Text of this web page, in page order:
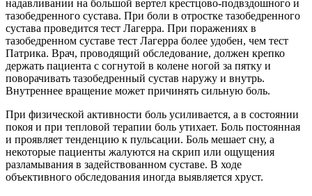
надавливании на большой вертел крестцово-подвздошного и
тазобедренного сустава. При боли в отростке тазобедренного
сустава проведится тест Лагерра. При поражениях в
тазобедренном суставе тест Лагерра более удобен, чем тест
Патрика. Врач, проводящий обследование, должен крепко
держать пациента с согнутой в колене ногой за пятку и
поворачивать тазобедренный сустав наружу и внутрь.
Внутреннее вращение может причинять сильную боль.
При физической активности боль усиливается, а в состоянии
покоя и при тепловой терапии боль утихает. Боль постоянная
и проявляет тенденцию к пульсации. Боль мешает сну, а
некоторые пациенты жалуются на скрип или ощущения
разламывания в задействованном суставе. В ходе
объективного обследования иногда выявляется хруст.